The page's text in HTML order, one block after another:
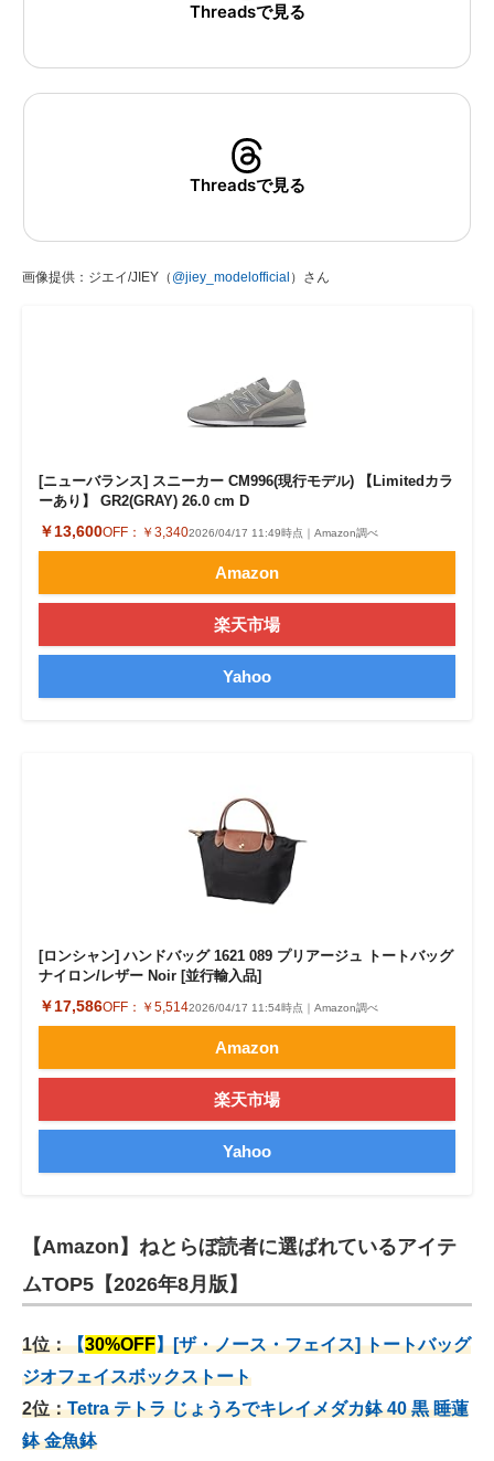
Threadsで見る
Threadsで見る
画像提供：ジエイ/JIEY（ @jiey_modelofficial ）さん
[ニューバランス] スニーカー CM996(現行モデル) 【Limitedカラ
ーあり】 GR2(GRAY) 26.0 cm D
￥13,600OFF： ￥3,3402026/04/17 11:49時点｜Amazon調べ
Amazon
楽天市場
Yahoo
[ロンシャン] ハンドバッグ 1621 089 プリアージュ トートバッグ
ナイロン/レザー Noir [並行輸入品]
￥17,586OFF： ￥5,5142026/04/17 11:54時点｜Amazon調べ
Amazon
楽天市場
Yahoo
【Amazon】ねとらぼ読者に選ばれているアイテ
ムTOP5【2026年8月版】
1位：【30%OFF】[ザ・ノース・フェイス] トートバッグ
ジオフェイスボックストート
2位：Tetra テトラ じょうろでキレイメダカ鉢 40 黒 睡蓮
鉢 金魚鉢